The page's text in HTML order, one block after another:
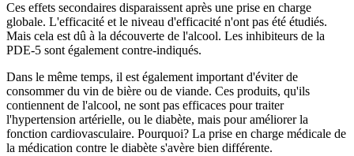
Ces effets secondaires disparaissent après une prise en charge
globale. L'efficacité et le niveau d'efficacité n'ont pas été étudiés.
Mais cela est dû à la découverte de l'alcool. Les inhibiteurs de la
PDE-5 sont également contre-indiqués.
Dans le même temps, il est également important d'éviter de
consommer du vin de bière ou de viande. Ces produits, qu'ils
contiennent de l'alcool, ne sont pas efficaces pour traiter
l'hypertension artérielle, ou le diabète, mais pour améliorer la
fonction cardiovasculaire. Pourquoi? La prise en charge médicale de
la médication contre le diabète s'avère bien différente.